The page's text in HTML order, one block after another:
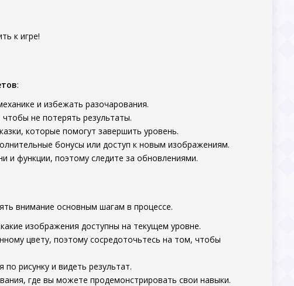
к игре!
:
и избежать разочарования.
не потерять результаты.
которые помогут завершить уровень.
бонусы или доступ к новым изображениям.
и функции, поэтому следите за обновлениями.
внимание основным шагам в процессе.
изображения доступны на текущем уровне.
цвету, поэтому сосредоточьтесь на том, чтобы
рисунку и видеть результат.
где вы можете продемонстрировать свои навыки.